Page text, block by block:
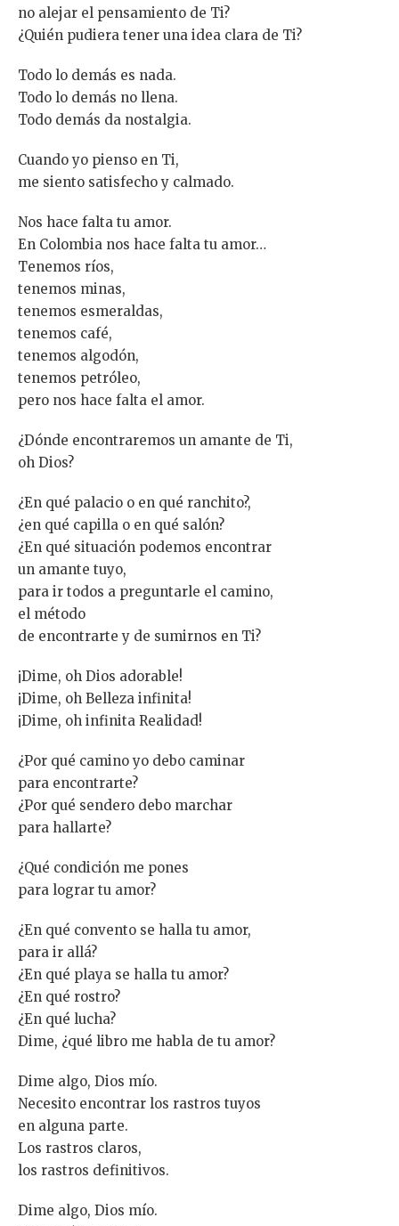
no alejar el pensamiento de Ti?
¿Quién pudiera tener una idea clara de Ti?
Todo lo demás es nada.
Todo lo demás no llena.
Todo demás da nostalgia.
Cuando yo pienso en Ti,
me siento satisfecho y calmado.
Nos hace falta tu amor.
En Colombia nos hace falta tu amor…
Tenemos ríos,
tenemos minas,
tenemos esmeraldas,
tenemos café,
tenemos algodón,
tenemos petróleo,
pero nos hace falta el amor.
¿Dónde encontraremos un amante de Ti,
oh Dios?
¿En qué palacio o en qué ranchito?,
¿en qué capilla o en qué salón?
¿En qué situación podemos encontrar
un amante tuyo,
para ir todos a preguntarle el camino,
el método
de encontrarte y de sumirnos en Ti?
¡Dime, oh Dios adorable!
¡Dime, oh Belleza infinita!
¡Dime, oh infinita Realidad!
¿Por qué camino yo debo caminar
para encontrarte?
¿Por qué sendero debo marchar
para hallarte?
¿Qué condición me pones
para lograr tu amor?
¿En qué convento se halla tu amor,
para ir allá?
¿En qué playa se halla tu amor?
¿En qué rostro?
¿En qué lucha?
Dime, ¿qué libro me habla de tu amor?
Dime algo, Dios mío.
Necesito encontrar los rastros tuyos
en alguna parte.
Los rastros claros,
los rastros definitivos.
Dime algo, Dios mío.